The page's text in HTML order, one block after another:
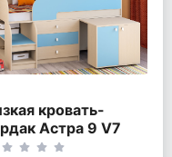
кровать-
Астра 9 V7
молочный/